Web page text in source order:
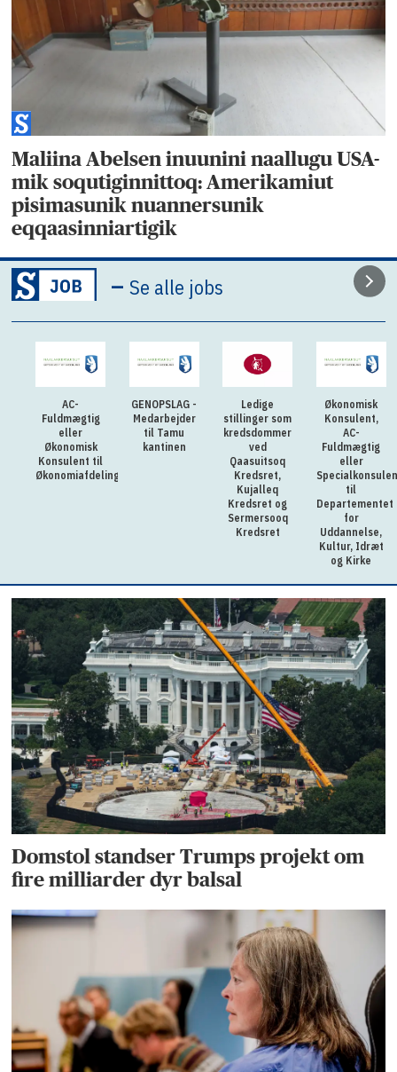
Maliina Abelsen inuunini naallugu USA-
mik soqutiginnittoq: Amerikamiut
pisimasunik nuannersunik
eqqaasinniartigik
–Se alle jobs
AC-
Fuldmægtig
eller
Økonomisk
Konsulent til
Økonomiafdelingen
GENOPSLAG -
Medarbejder
til Tamu
kantinen
Ledige
stillinger som
kredsdommer
ved
Qaasuitsoq
Kredsret,
Kujalleq
Kredsret og
Sermersooq
Kredsret
Økonomisk
Konsulent,
AC-
Fuldmægtig
eller
til
Departementet
for
Uddannelse,
Kultur, Idræt
og Kirke
Domstol standser Trumps projekt om
fire milliarder dyr balsal